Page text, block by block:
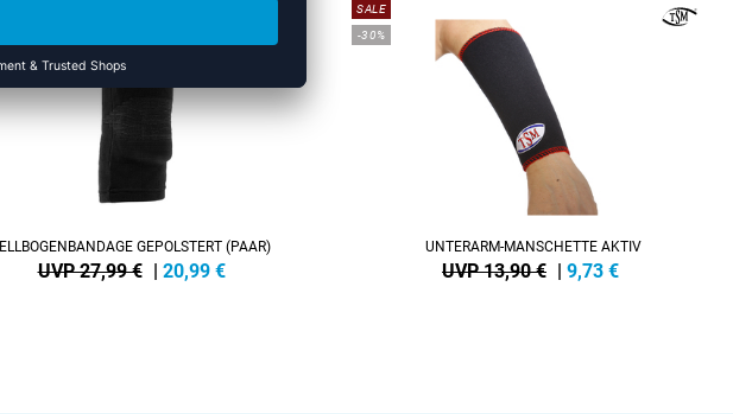
ELLBOGENBANDAGE GEPOLSTERT (PAAR)
UVP 27,99 € 20,99 €
SALE
-30%
UNTERARM-MANSCHETTE AKTIV
UVP 13,90 € 9,73 €